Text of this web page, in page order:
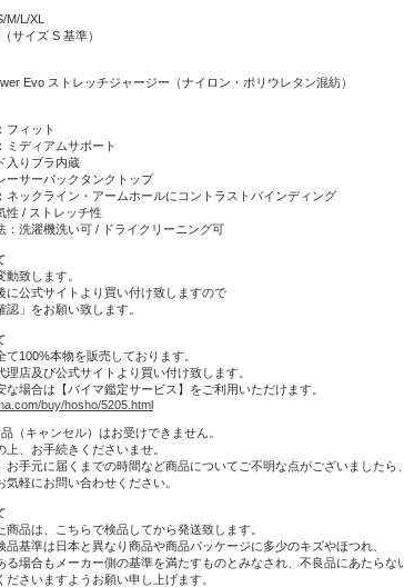
M/L/XL
サイズ S 基準）
Evo ストレッチジャージー（ナイロン・ポリウレタン混紡）
フィット
ミディアムサポート
入りブラ内蔵
ーサーバックタンクトップ
ネックライン・アームホールにコントラストバインディング
性 / ストレッチ性
：洗濯機洗い可 / ドライクリーニング可
致します。
公式サイトより買い付け致しますので
」をお願い致します。
て100%本物を販売しております。
理店及び公式サイトより買い付け致します。
な場合は【バイマ鑑定サービス】をご利用いただけます。
buy/hosho/5205.html
（キャンセル）はお受けできません。
、お手続きくださいませ。
手元に届くまでの時間など商品についてご不明な点がございましたら、
軽にお問い合わせください。
品は、こちらで検品してから発送致します。
基準は日本と異なり商品や商品パッケージに多少のキズやほつれ、
場合もメーカー側の基準を満たすものとみなされ、不良品にあたらな
さいますようお願い申し上げます。